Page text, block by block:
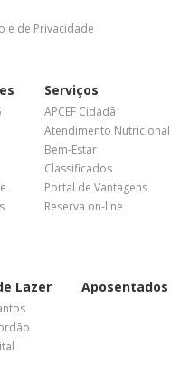
e de Privacidade
Serviços
APCEF Cidadã
Atendimento Nutricional
Bem-Estar
Classificados
Portal de Vantagens
Reserva on-line
Lazer Aposentados